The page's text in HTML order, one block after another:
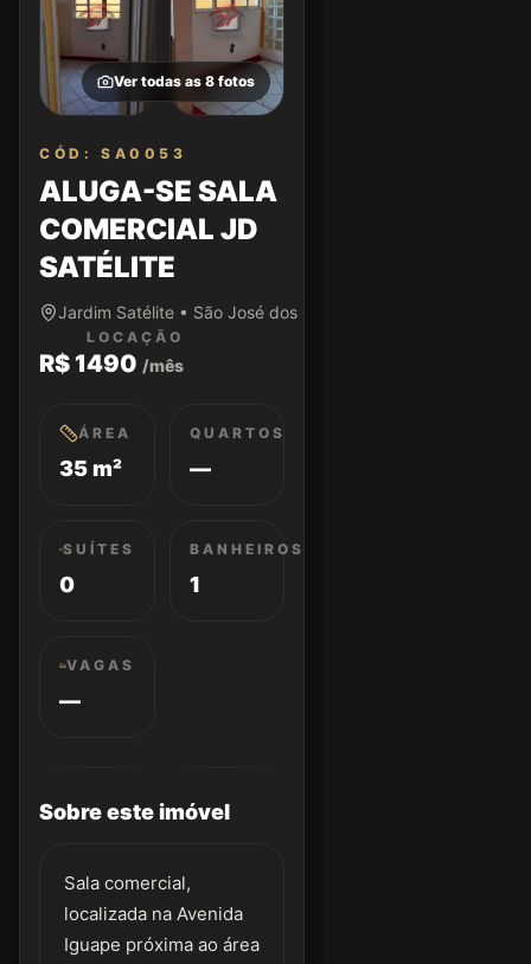
Ver todas as 8 fotos
CÓD: SA0053
ALUGA-SE SALA
COMERCIAL JD
SATÉLITE
Jardim Satélite • São José dos Campos/SP
LOCAÇÃO
R$ 1490 /mês
ÁREA
35 m²
QUARTOS
—
SUÍTES
0
BANHEIROS
1
VAGAS
—
Sobre este imóvel
Sala comercial,
localizada na Avenida
Iguape próxima ao área